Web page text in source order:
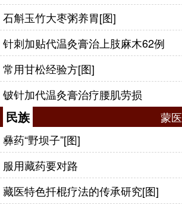
石斛玉竹大枣粥养胃[图]
针刺加贴代温灸膏治上肢麻木62例
常用甘松经验方[图]
铍针加代温灸膏治疗腰肌劳损
蒙医
民族
彝药“野坝子”[图]
服用藏药要对路
藏医特色扦棍疗法的传承研究[图]